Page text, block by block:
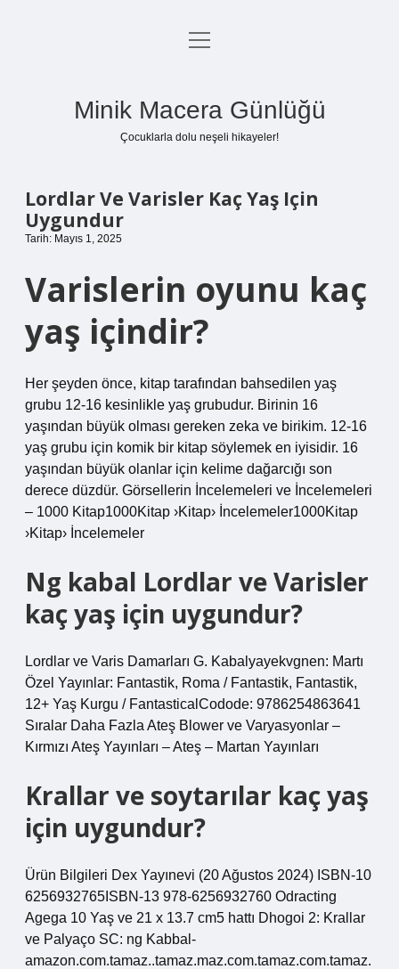
Anasayfa
menüyü
Minik Macera Günlüğü
Çocuklarla dolu neşeli hikayeler!
Lordlar Ve Varisler Kaç Yaş Için
Uygundur
Tarih: Mayıs 1, 2025
Varislerin oyunu kaç
yaş içindir?
Her şeyden önce, kitap tarafından bahsedilen yaş
grubu 12-16 kesinlikle yaş grubudur. Birinin 16
yaşından büyük olması gereken zeka ve birikim. 12-16
yaş grubu için komik bir kitap söylemek en iyisidir. 16
yaşından büyük olanlar için kelime dağarcığı son
derece düzdür. Görsellerin İncelemeleri ve İncelemeleri
– 1000 Kitap1000Kitap ›Kitap› İncelemeler1000Kitap
›Kitap› İncelemeler
Ng kabal Lordlar ve Varisler
kaç yaş için uygundur?
Lordlar ve Varis Damarları G. Kabalyayekvgnen: Martı
Özel Yayınlar: Fantastik, Roma / Fantastik, Fantastik,
12+ Yaş Kurgu / FantasticalCodode: 9786254863641
Sıralar Daha Fazla Ateş Blower ve Varyasyonlar –
Kırmızı Ateş Yayınları – Ateş – Martan Yayınları
Krallar ve soytarılar kaç yaş
için uygundur?
Ürün Bilgileri Dex Yayınevi (20 Ağustos 2024) ISBN-10
6256932765ISBN-13 978-6256932760 Odracting
Agega 10 Yaş ve 21 x 13.7 cm5 hattı Dhogoi 2: Krallar
ve Palyaço SC: ng Kabbal-
amazon.com.tamaz..tamaz.maz.com.tamaz.com.tamaz.